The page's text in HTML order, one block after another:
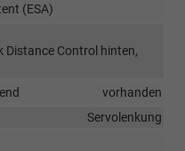
(ESA)
Distance Control hinten,
vorhanden
Servolenkung